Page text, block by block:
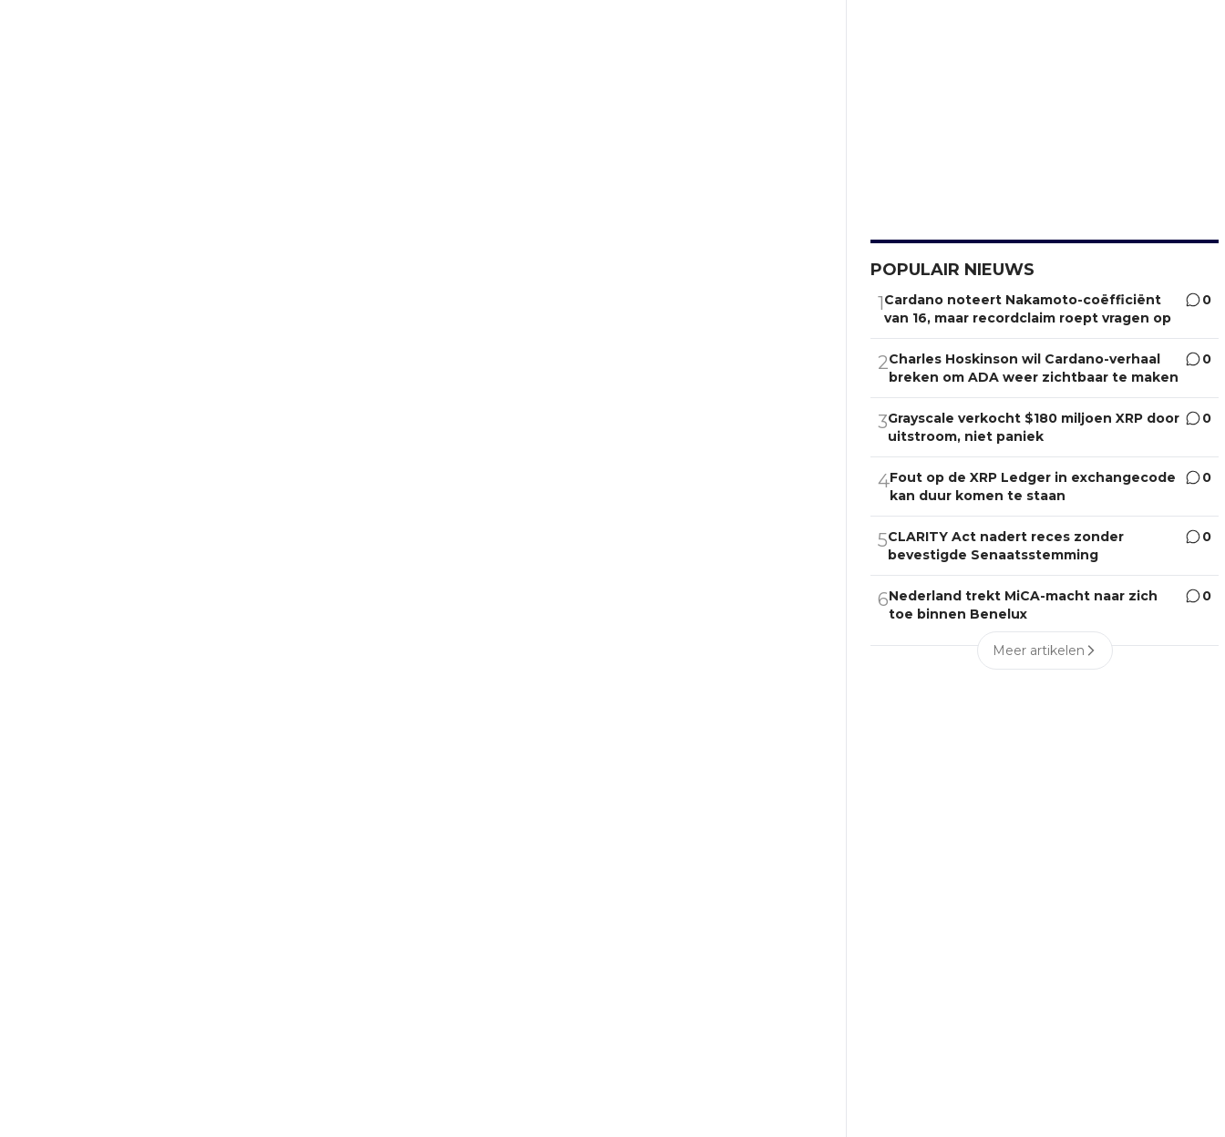
POPULAIR NIEUWS
1Cardano noteert Nakamoto-coëfficiënt
van 16, maar recordclaim roept vragen op
0
2Charles Hoskinson wil Cardano-verhaal
breken om ADA weer zichtbaar te maken
0
3Grayscale verkocht $180 miljoen XRP door
uitstroom, niet paniek
0
4Fout op de XRP Ledger in exchangecode
kan duur komen te staan
0
5CLARITY Act nadert reces zonder
bevestigde Senaatsstemming
0
6Nederland trekt MiCA-macht naar zich
toe binnen Benelux
0
Meer artikelen